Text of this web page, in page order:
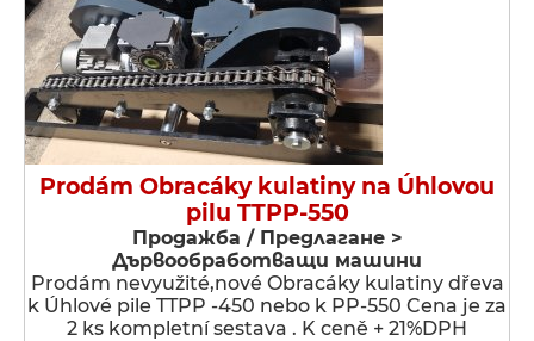
Prodám Obracáky kulatiny na Úhlovou
pilu TTPP-550
Продажба / Предлагане >
Дървообработващи машини
Prodám nevyužité,nové Obracáky kulatiny dřeva
k Úhlové pile TTPP -450 nebo k PP-550 Cena je za
2 ks kompletní sestava . K ceně + 21%DPH